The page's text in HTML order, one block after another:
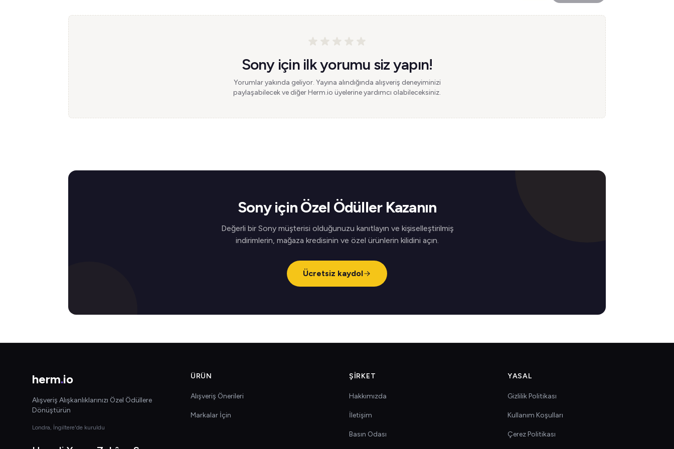
Sony için ilk yorumu siz yapın!
Yorumlar yakında geliyor. Yayına alındığında alışveriş deneyiminizi
paylaşabilecek ve diğer Herm.io üyelerine yardımcı olabileceksiniz.
Sony için Özel Ödüller Kazanın
Değerli bir Sony müşterisi olduğunuzu kanıtlayın ve kişiselleştirilmiş
indirimlerin, mağaza kredisinin ve özel ürünlerin kilidini açın.
Ücretsiz kaydol
herm.io
Alışveriş Alışkanlıklarınızı Özel Ödüllere
Dönüştürün
Londra, İngiltere'de kuruldu
ÜRÜN
Alışveriş Önerileri
Markalar İçin
ŞIRKET
Hakkımızda
İletişim
Basın Odası
YASAL
Gizlilik Politikası
Kullanım Koşulları
Çerez Politikası